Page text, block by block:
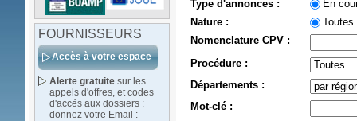
FOURNISSEURS
Accès à votre espace
Alerte gratuite sur les
appels d'offres, et codes
d'accés aux dossiers :
donnez votre Email :
Type d'annonces :
En
Nature :
Toutes
Nomenclature CPV :
Procédure :
Départements :
Mot-clé :